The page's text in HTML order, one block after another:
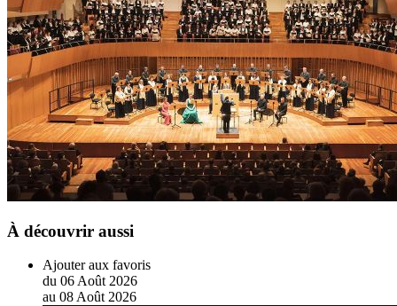
À découvrir aussi
Ajouter aux favoris
du 06 Août 2026
au 08 Août 2026